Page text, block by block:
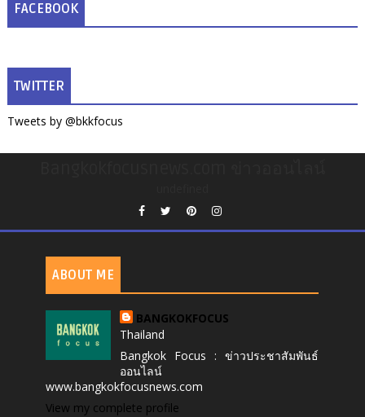
FACEBOOK
TWITTER
Tweets by @bkkfocus
ABOUT ME
BANGKOKFOCUS
Thailand
Bangkok Focus : ข่าวประชาสัมพันธ์
ออนไลน์
www.bangkokfocusnews.com
View my complete profile